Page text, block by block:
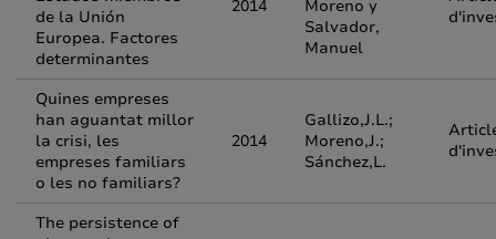
de la Unión
Europea. Factores
determinantes
2014
Moreno y
Salvador,
Manuel
Quines empreses
han aguantat millor
la crisi, les
empreses familiars
o les no familiars?
2014
Gallizo,J.L.;
Moreno,J.;
Sánchez,L.
The persistence of